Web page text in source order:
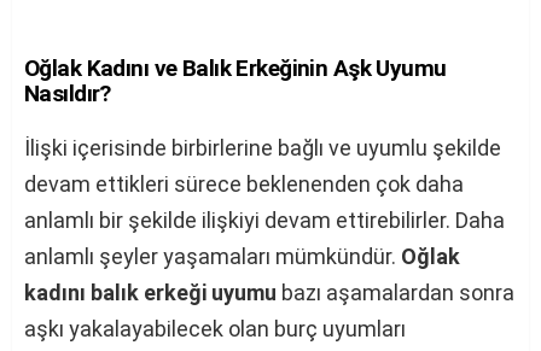
Oğlak Kadını ve Balık Erkeğinin Aşk Uyumu
Nasıldır?
İlişki içerisinde birbirlerine bağlı ve uyumlu şekilde
devam ettikleri sürece beklenenden çok daha
anlamlı bir şekilde ilişkiyi devam ettirebilirler. Daha
anlamlı şeyler yaşamaları mümkündür. Oğlak
kadını balık erkeği uyumu bazı aşamalardan sonra
aşkı yakalayabilecek olan burç uyumları